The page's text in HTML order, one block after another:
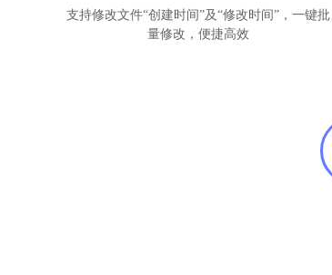
支持修改文件“创建时间”及“修改时间”，一键批
量修改，便捷高效